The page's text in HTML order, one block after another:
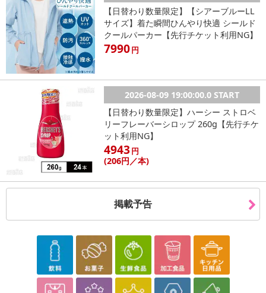
【日替わり数量限定】【シアーブルーLL
サイズ】着た瞬間ひんやり快適 シールド
クールパーカー【先行チケット利用NG】
7990円
2026-08-09 19:00:00.0 START
【日替わり数量限定】ハーシー ストロベ
リーフレーバーシロップ 260g【先行チケ
ット利用NG】
4943円
(206円／本)
掲載予告